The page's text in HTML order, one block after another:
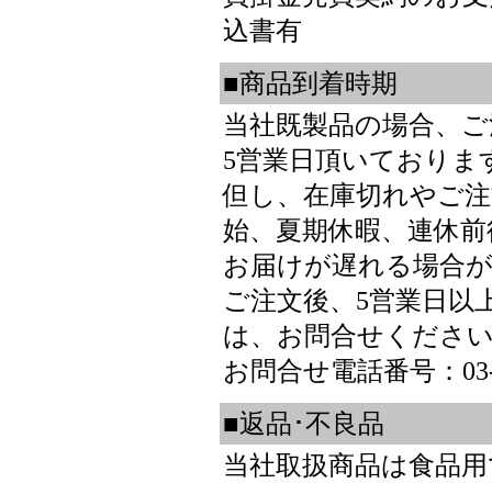
込書有
■商品到着時期
当社既製品の場合、
5営業日頂いておりま
但し、在庫切れやご
始、夏期休暇、連休
お届けが遅れる場合
ご注文後、5営業日以
は、お問合せくださ
お問合せ電話番号：
■返品･不良品
当社取扱商品は食品